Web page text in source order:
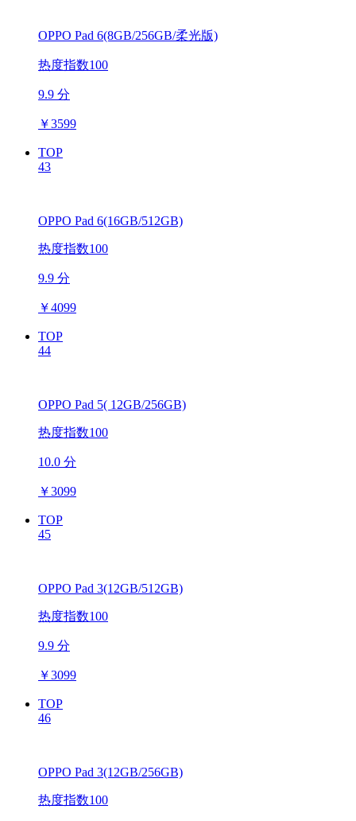
OPPO Pad 6(8GB/256GB/柔光版)
热度指数100
9.9 分
￥3599
TOP
43
OPPO Pad 6(16GB/512GB)
热度指数100
9.9 分
￥4099
TOP
44
OPPO Pad 5( 12GB/256GB)
热度指数100
10.0 分
￥3099
TOP
45
OPPO Pad 3(12GB/512GB)
热度指数100
9.9 分
￥3099
TOP
46
OPPO Pad 3(12GB/256GB)
热度指数100